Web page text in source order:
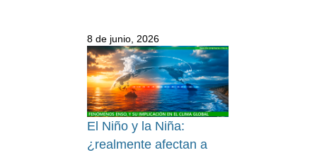
8 de junio, 2026
El Niño y la Niña:
¿realmente afectan a